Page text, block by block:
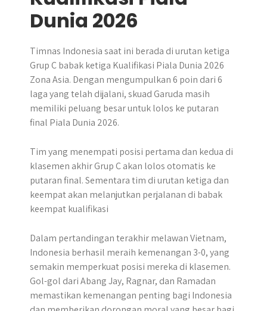
Dunia 2026
Timnas Indonesia saat ini berada di urutan ketiga
Grup C babak ketiga Kualifikasi Piala Dunia 2026
Zona Asia. Dengan mengumpulkan 6 poin dari 6
laga yang telah dijalani, skuad Garuda masih
memiliki peluang besar untuk lolos ke putaran
final Piala Dunia 2026.
Tim yang menempati posisi pertama dan kedua di
klasemen akhir Grup C akan lolos otomatis ke
putaran final. Sementara tim di urutan ketiga dan
keempat akan melanjutkan perjalanan di babak
keempat kualifikasi
Dalam pertandingan terakhir melawan Vietnam,
Indonesia berhasil meraih kemenangan 3-0, yang
semakin memperkuat posisi mereka di klasemen.
Gol-gol dari Abang Jay, Ragnar, dan Ramadan
memastikan kemenangan penting bagi Indonesia